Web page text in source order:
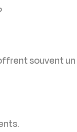
souvent